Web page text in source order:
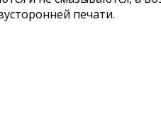
печати.